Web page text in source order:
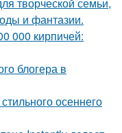
и фантазии.
000 кирпичей:
блогера в
осеннего